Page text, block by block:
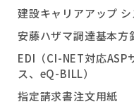
建設キャリアアップ シ
安藤ハザマ調達基本方
EDI（CI-NET対応ASP
ス、eQ-BILL）
指定請求書注文用紙